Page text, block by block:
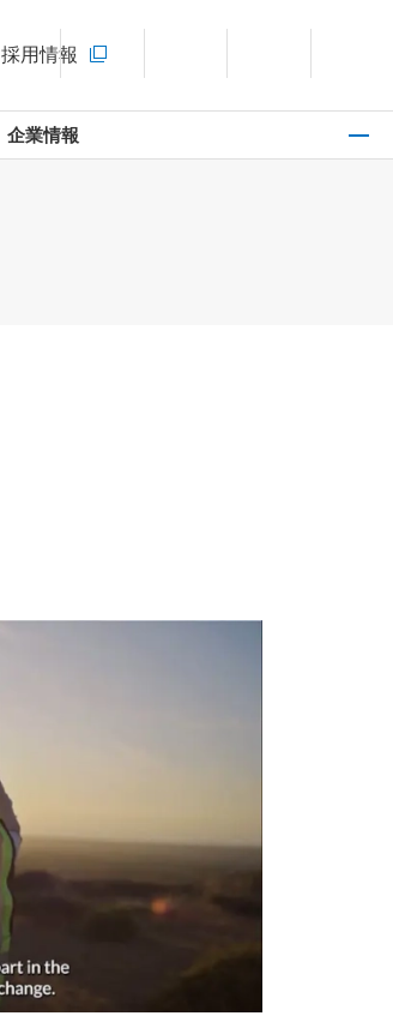
採用情報
新規ウィンドウを開きます
言語切り替えメニューを開く
企業情報